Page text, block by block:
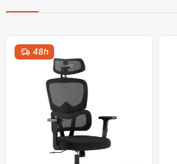
48h